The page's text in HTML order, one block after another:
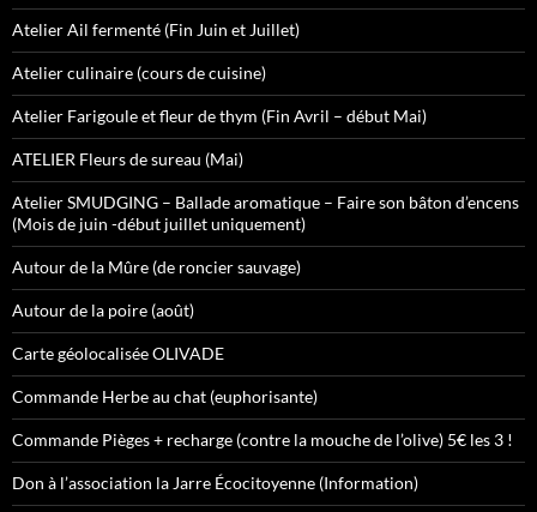
Atelier Ail fermenté (Fin Juin et Juillet)
Atelier culinaire (cours de cuisine)
Atelier Farigoule et fleur de thym (Fin Avril – début Mai)
ATELIER Fleurs de sureau (Mai)
Atelier SMUDGING – Ballade aromatique – Faire son bâton d’encens
(Mois de juin -début juillet uniquement)
Autour de la Mûre (de roncier sauvage)
Autour de la poire (août)
Carte géolocalisée OLIVADE
Commande Herbe au chat (euphorisante)
Commande Pièges + recharge (contre la mouche de l’olive) 5€ les 3 !
Don à l’association la Jarre Écocitoyenne (Information)